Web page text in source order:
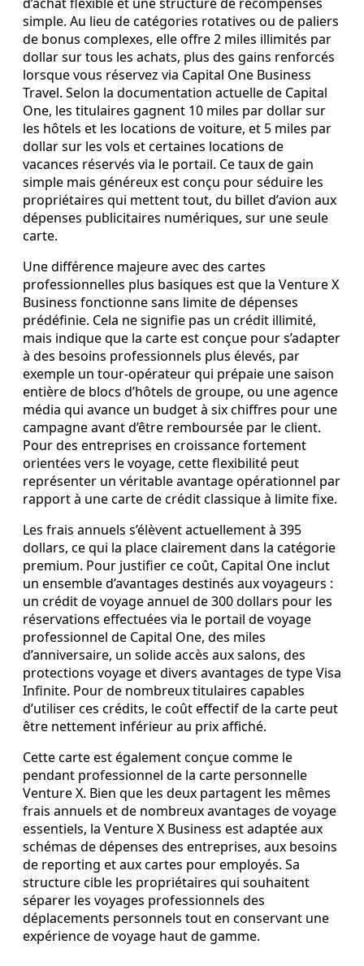
simple. Au lieu de catégories rotatives ou de paliers
de bonus complexes, elle offre 2 miles illimités par
dollar sur tous les achats, plus des gains renforcés
lorsque vous réservez via Capital One Business
Travel. Selon la documentation actuelle de Capital
One, les titulaires gagnent 10 miles par dollar sur
les hôtels et les locations de voiture, et 5 miles par
dollar sur les vols et certaines locations de
vacances réservés via le portail. Ce taux de gain
simple mais généreux est conçu pour séduire les
propriétaires qui mettent tout, du billet d’avion aux
dépenses publicitaires numériques, sur une seule
carte.
Une différence majeure avec des cartes
professionnelles plus basiques est que la Venture X
Business fonctionne sans limite de dépenses
prédéfinie. Cela ne signifie pas un crédit illimité,
mais indique que la carte est conçue pour s’adapter
à des besoins professionnels plus élevés, par
exemple un tour‑opérateur qui prépaie une saison
entière de blocs d’hôtels de groupe, ou une agence
média qui avance un budget à six chiffres pour une
campagne avant d’être remboursée par le client.
Pour des entreprises en croissance fortement
orientées vers le voyage, cette flexibilité peut
représenter un véritable avantage opérationnel par
rapport à une carte de crédit classique à limite fixe.
Les frais annuels s’élèvent actuellement à 395
dollars, ce qui la place clairement dans la catégorie
premium. Pour justifier ce coût, Capital One inclut
un ensemble d’avantages destinés aux voyageurs :
un crédit de voyage annuel de 300 dollars pour les
réservations effectuées via le portail de voyage
professionnel de Capital One, des miles
d’anniversaire, un solide accès aux salons, des
protections voyage et divers avantages de type Visa
Infinite. Pour de nombreux titulaires capables
d’utiliser ces crédits, le coût effectif de la carte peut
être nettement inférieur au prix affiché.
Cette carte est également conçue comme le
pendant professionnel de la carte personnelle
Venture X. Bien que les deux partagent les mêmes
frais annuels et de nombreux avantages de voyage
essentiels, la Venture X Business est adaptée aux
schémas de dépenses des entreprises, aux besoins
de reporting et aux cartes pour employés. Sa
structure cible les propriétaires qui souhaitent
séparer les voyages professionnels des
déplacements personnels tout en conservant une
expérience de voyage haut de gamme.